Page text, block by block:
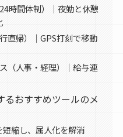
時間体制）｜夜勤と休憩
直帰）｜GPS打刻で移動
（人事・経理）｜給与連
るおすすめツールのメ
縮し、属人化を解消